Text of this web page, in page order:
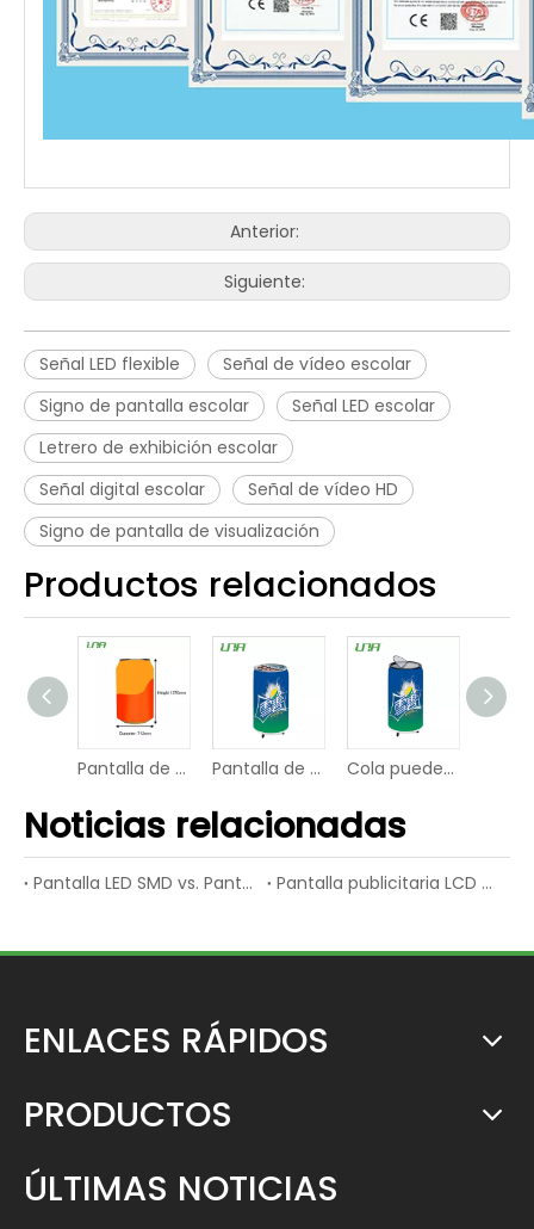
Anterior:
Siguiente:
Señal LED flexible
Señal de vídeo escolar
Signo de pantalla escolar
Señal LED escolar
Letrero de exhibición escolar
Señal digital escolar
Señal de vídeo HD
Signo de pantalla de visualización
Productos relacionados
Pantalla de video de panel LED de POP flexible con ruedas móviles Pantalla de visualización de video LED para publicidad de bebidas COLA con refriñador Cola puede dar forma al panel de pantalla de video LED de LED P1.86 con refrigerador con refrigerador
Noticias relacionadas
Pantalla LED SMD vs. Pantalla LED de inmersión Pantalla publicitaria LCD vs. Pantalla publicitaria LED
ENLACES RÁPIDOS
PRODUCTOS
ÚLTIMAS NOTICIAS